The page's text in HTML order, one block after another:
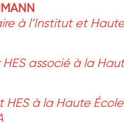
à l’Institut et
HES associé à la
HES à la Haute